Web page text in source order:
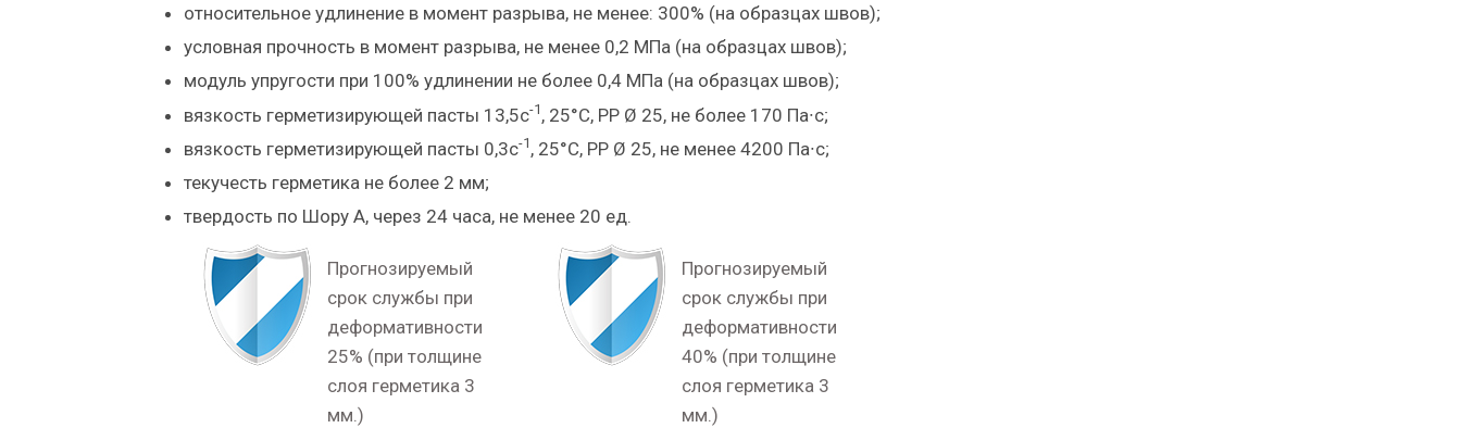
относительное удлинение в момент разрыва, не менее: 300% (на образцах швов);
условная прочность в момент разрыва, не менее 0,2 МПа (на образцах швов);
модуль упругости при 100% удлинении не более 0,4 МПа (на образцах швов);
вязкость герметизирующей пасты 13,5с-1 , 25°С, PP Ø 25, не более 170 Па∙с;
вязкость герметизирующей пасты 0,3с-1 , 25°С, PP Ø 25, не менее 4200 Па∙с;
текучесть герметика не более 2 мм;
твердость по Шору А, через 24 часа, не менее 20 ед.
Прогнозируемый
срок службы при
деформативности
25% (при толщине
слоя герметика 3
мм.)
Прогнозируемый
срок службы при
деформативности
40% (при толщине
слоя герметика 3
мм.)